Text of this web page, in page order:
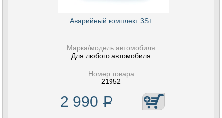
Аварийный комплект 3S+
Марка/модель автомобиля
Для любого автомобиля
Номер товара
21952
2 990 Р